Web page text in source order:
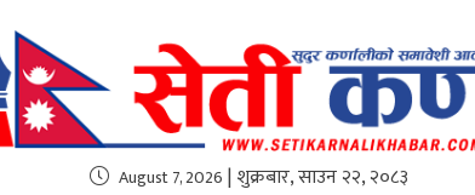
August 7, 2026 | शुक्रबार, साउन २२, २०८३